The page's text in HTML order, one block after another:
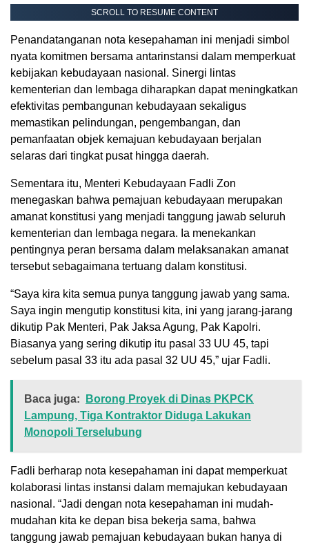
SCROLL TO RESUME CONTENT
Penandatanganan nota kesepahaman ini menjadi simbol
nyata komitmen bersama antarinstansi dalam memperkuat
kebijakan kebudayaan nasional. Sinergi lintas
kementerian dan lembaga diharapkan dapat meningkatkan
efektivitas pembangunan kebudayaan sekaligus
memastikan pelindungan, pengembangan, dan
pemanfaatan objek kemajuan kebudayaan berjalan
selaras dari tingkat pusat hingga daerah.
Sementara itu, Menteri Kebudayaan Fadli Zon
menegaskan bahwa pemajuan kebudayaan merupakan
amanat konstitusi yang menjadi tanggung jawab seluruh
kementerian dan lembaga negara. Ia menekankan
pentingnya peran bersama dalam melaksanakan amanat
tersebut sebagaimana tertuang dalam konstitusi.
“Saya kira kita semua punya tanggung jawab yang sama.
Saya ingin mengutip konstitusi kita, ini yang jarang-jarang
dikutip Pak Menteri, Pak Jaksa Agung, Pak Kapolri.
Biasanya yang sering dikutip itu pasal 33 UU 45, tapi
sebelum pasal 33 itu ada pasal 32 UU 45,” ujar Fadli.
Baca juga:
Borong Proyek di Dinas PKPCK
Lampung, Tiga Kontraktor Diduga Lakukan
Monopoli Terselubung
Fadli berharap nota kesepahaman ini dapat memperkuat
kolaborasi lintas instansi dalam memajukan kebudayaan
nasional. “Jadi dengan nota kesepahaman ini mudah-
mudahan kita ke depan bisa bekerja sama, bahwa
tanggung jawab pemajuan kebudayaan bukan hanya di